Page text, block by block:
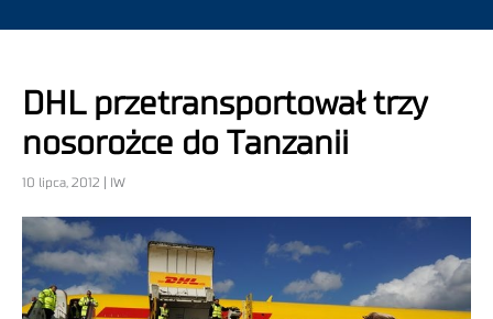
DHL przetransportował trzy
nosorożce do Tanzanii
10 lipca, 2012 | IW